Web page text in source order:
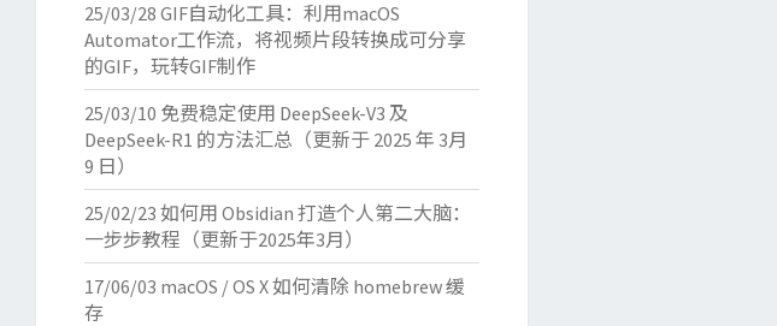
25/03/28 GIF自动化工具：利用macOS
Automator工作流，将视频片段转换成可分享
的GIF，玩转GIF制作
25/03/10 免费稳定使用 DeepSeek-V3 及
DeepSeek-R1 的方法汇总（更新于 2025 年 3月
9 日）
25/02/23 如何用 Obsidian 打造个人第二大脑：
一步步教程（更新于2025年3月）
17/06/03 macOS / OS X 如何清除 homebrew 缓
存